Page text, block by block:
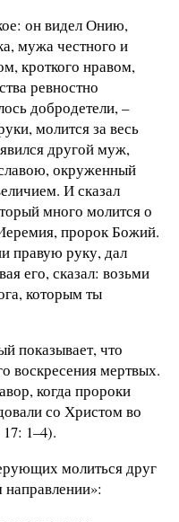
он видел Онию,
мужа честного и
кроткого нравом,
ревностно
добродетели, –
молится за весь
другой муж,
окруженный
И сказал
много молится о
пророк Божий.
правую руку, дал
его, сказал: возьми
которым ты
показывает, что
воскресения мертвых.
когда пророки
со Христом во
1–4).
молиться друг
направлении»: